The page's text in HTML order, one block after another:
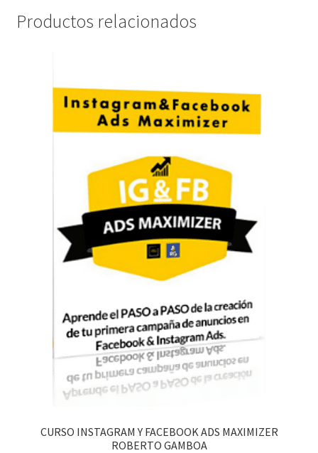
Productos relacionados
CURSO INSTAGRAM Y FACEBOOK ADS MAXIMIZER
ROBERTO GAMBOA